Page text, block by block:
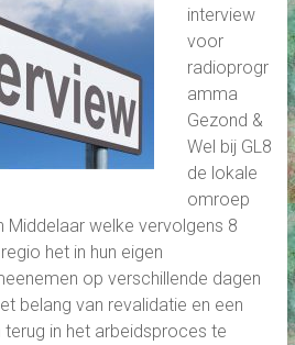
interview
voor
radioprogr
amma
Gezond &
Wel bij GL8
de lokale
omroep
Middelaar welke vervolgens 8
het in hun eigen
op verschillende dagen
belang van revalidatie en een
in het arbeidsproces te